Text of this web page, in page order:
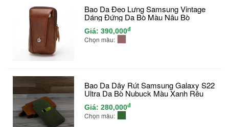
Bao Da Đeo Lưng Samsung Vintage
Dáng Đứng Da Bò Màu Nâu Bò
Giá: 390,000đ
Chọn màu:
Bao Da Dây Rút Samsung Galaxy S22
Ultra Da Bò Nubuck Màu Xanh Rêu
Giá: 280,000đ
Chọn màu: